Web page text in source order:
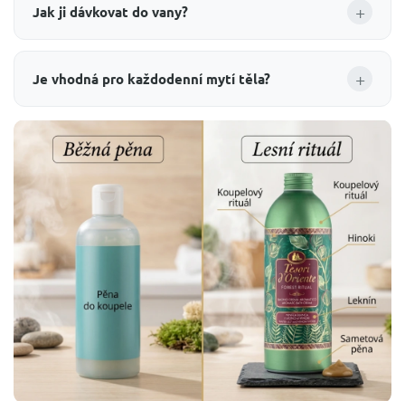
Jak ji dávkovat do vany? +
Je vhodná pro každodenní mytí těla? +